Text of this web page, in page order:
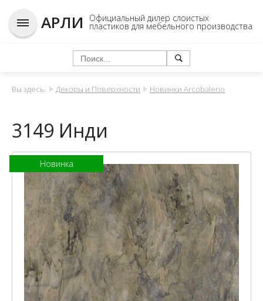
АРЛИ Официальный дилер слоистых
пластиков для мебельного производства
Вы здесь: Декоры и Поверхности Новинки Arcobaleno
3149 Инди
Новинка